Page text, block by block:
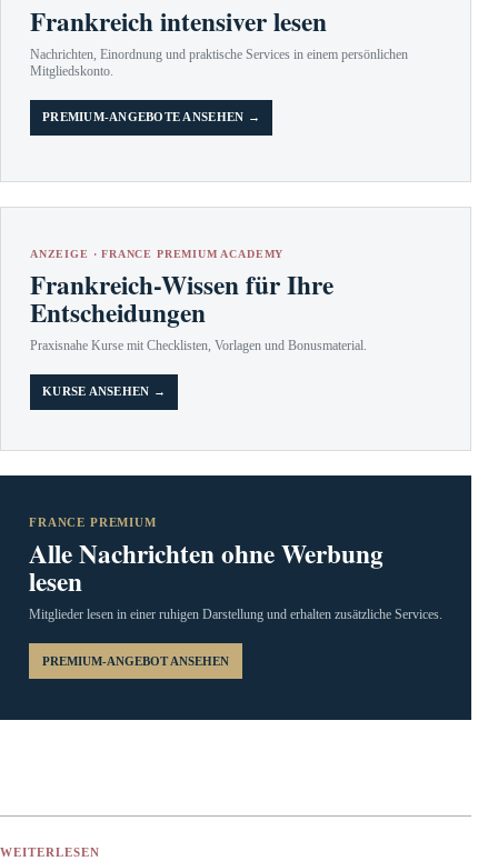
Frankreich intensiver lesen
Nachrichten, Einordnung und praktische Services in einem persönlichen
Mitgliedskonto.
PREMIUM-ANGEBOTE ANSEHEN →
ANZEIGE · FRANCE PREMIUM ACADEMY
Frankreich-Wissen für Ihre
Entscheidungen
Praxisnahe Kurse mit Checklisten, Vorlagen und Bonusmaterial.
KURSE ANSEHEN →
FRANCE PREMIUM
Alle Nachrichten ohne Werbung
lesen
Mitglieder lesen in einer ruhigen Darstellung und erhalten zusätzliche Services.
PREMIUM-ANGEBOT ANSEHEN
WEITERLESEN